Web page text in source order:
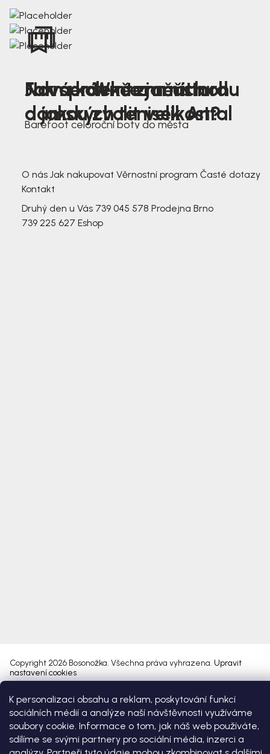
K personalizaci obsahu a reklam, poskytování funkcí
sociálních médií a analýze naší návštěvnosti využíváme
soubory cookie. Informace o tom, jak náš web používáte,
sdílíme se svými partnery pro sociální média, inzerci a
Nová kolekce jarních
dámských tenisek Antal
Jak správně změřit nohu
a jakou zvolit velikost?
Farmer Winter mustard
Barefoot celoroční boty do města
O nás Jak nakupovat Věrnostní program Časté dotazy
Kontakt
Druhý den u Vás 739 045 578 Prodejna Brno
739 225 627 Eshop
Vytvořil Shoptet Premium
Copyright 2026 Bosonožka. Všechna práva vyhrazena. Upravit
nastavení cookies